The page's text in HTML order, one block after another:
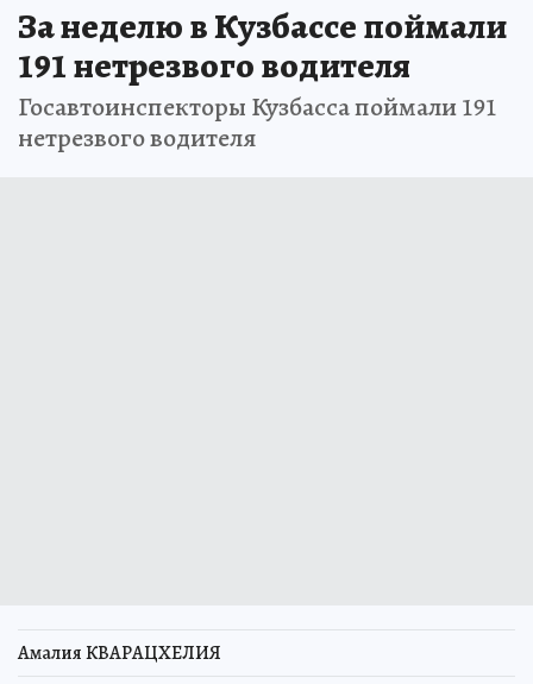
За неделю в Кузбассе поймали
191 нетрезвого водителя
Госавтоинспекторы Кузбасса поймали 191
нетрезвого водителя
Амалия КВАРАЦХЕЛИЯ